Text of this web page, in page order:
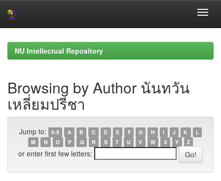
navigationNU Intellectual Repository
Browsing by Author นันทวัน
เหลี่ยมปรีชา
Jump to: 0-9 A B C D E F G H I J K
L
M
N O P Q R S T U V W X Y Z
or enter first few letters: